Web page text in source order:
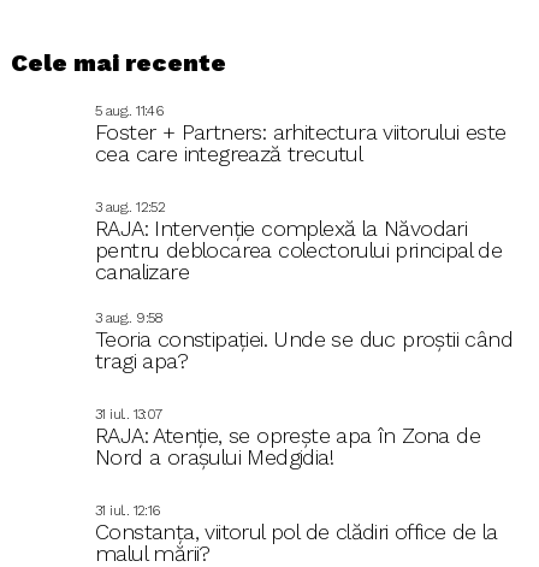
Cele mai recente
5 aug.. 11:46
Foster + Partners: arhitectura viitorului este
cea care integrează trecutul
3 aug.. 12:52
RAJA: Intervenție complexă la Năvodari
pentru deblocarea colectorului principal de
canalizare
3 aug.. 9:58
Teoria constipației. Unde se duc proștii când
tragi apa?
31 iul.. 13:07
RAJA: Atenție, se oprește apa în Zona de
Nord a orașului Medgidia!
31 iul.. 12:16
Constanța, viitorul pol de clădiri office de la
malul mării?